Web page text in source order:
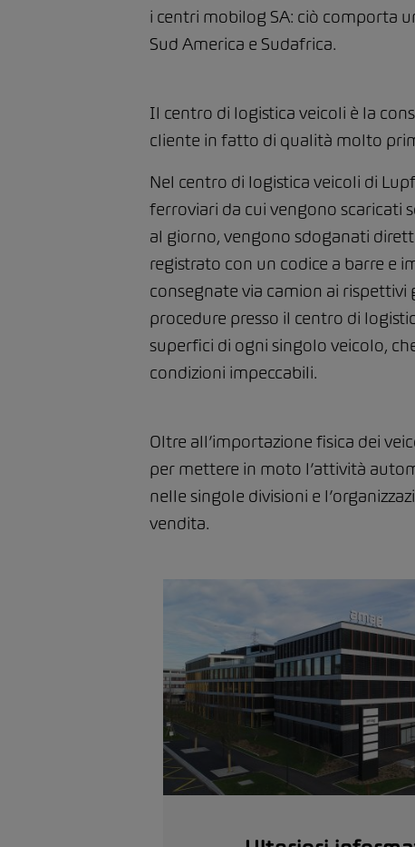
i centri mobilog SA: ciò comporta
Sud America e Sudafrica.
Il centro di logistica veicoli è la
cliente in fatto di qualità molto
Nel centro di logistica veicoli di
ferroviari da cui vengono scaricati
al giorno, vengono sdoganati
registrato con un codice a barre e
consegnate via camion ai
procedure presso il centro di
superfici di ogni singolo veicolo,
condizioni impeccabili.
Oltre all’importazione fisica dei
per mettere in moto l’attività
nelle singole divisioni e
vendita.